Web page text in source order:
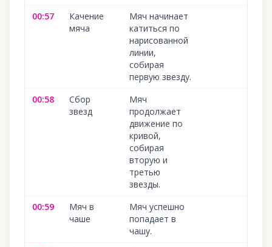
00:57
Качение
мяча
Мяч начинает
катиться по
нарисованной
линии,
собирая
первую звезду.
00:58
Сбор
звезд
Мяч
продолжает
движение по
кривой,
собирая
вторую и
третью
звезды.
00:59
Мяч в
чаше
Мяч успешно
попадает в
чашу.